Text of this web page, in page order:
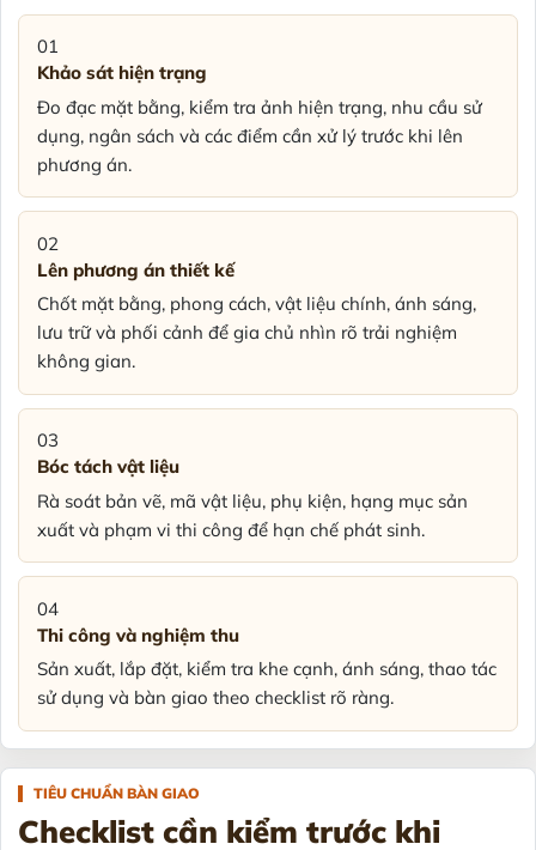
01
Khảo sát hiện trạng
Đo đạc mặt bằng, kiểm tra ảnh hiện trạng, nhu cầu sử
dụng, ngân sách và các điểm cần xử lý trước khi lên
phương án.
02
Lên phương án thiết kế
Chốt mặt bằng, phong cách, vật liệu chính, ánh sáng,
lưu trữ và phối cảnh để gia chủ nhìn rõ trải nghiệm
không gian.
03
Bóc tách vật liệu
Rà soát bản vẽ, mã vật liệu, phụ kiện, hạng mục sản
xuất và phạm vi thi công để hạn chế phát sinh.
04
Thi công và nghiệm thu
Sản xuất, lắp đặt, kiểm tra khe cạnh, ánh sáng, thao tác
sử dụng và bàn giao theo checklist rõ ràng.
TIÊU CHUẨN BÀN GIAO
Checklist cần kiểm trước khi